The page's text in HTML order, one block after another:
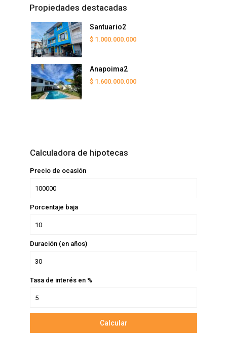
Propiedades destacadas
Santuario2
$ 1.000.000.000
Anapoima2
$ 1.600.000.000
Calculadora de hipotecas
Precio de ocasión
Porcentaje baja
Duración (en años)
Tasa de interés en %
Calcular